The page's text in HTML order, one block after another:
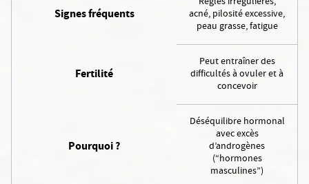
Signes fréquents
acné, pilosité excessive,
peau grasse, fatigue
Fertilité
Peut entraîner des
difficultés à ovuler et à
concevoir
Pourquoi ?
Déséquilibre hormonal
avec excès
d’androgènes
(“hormones
masculines”)